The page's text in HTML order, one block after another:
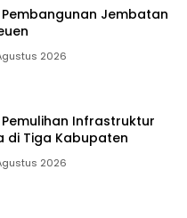
Jembatan
2026
Infrastruktur
di Tiga Kabupaten
2026